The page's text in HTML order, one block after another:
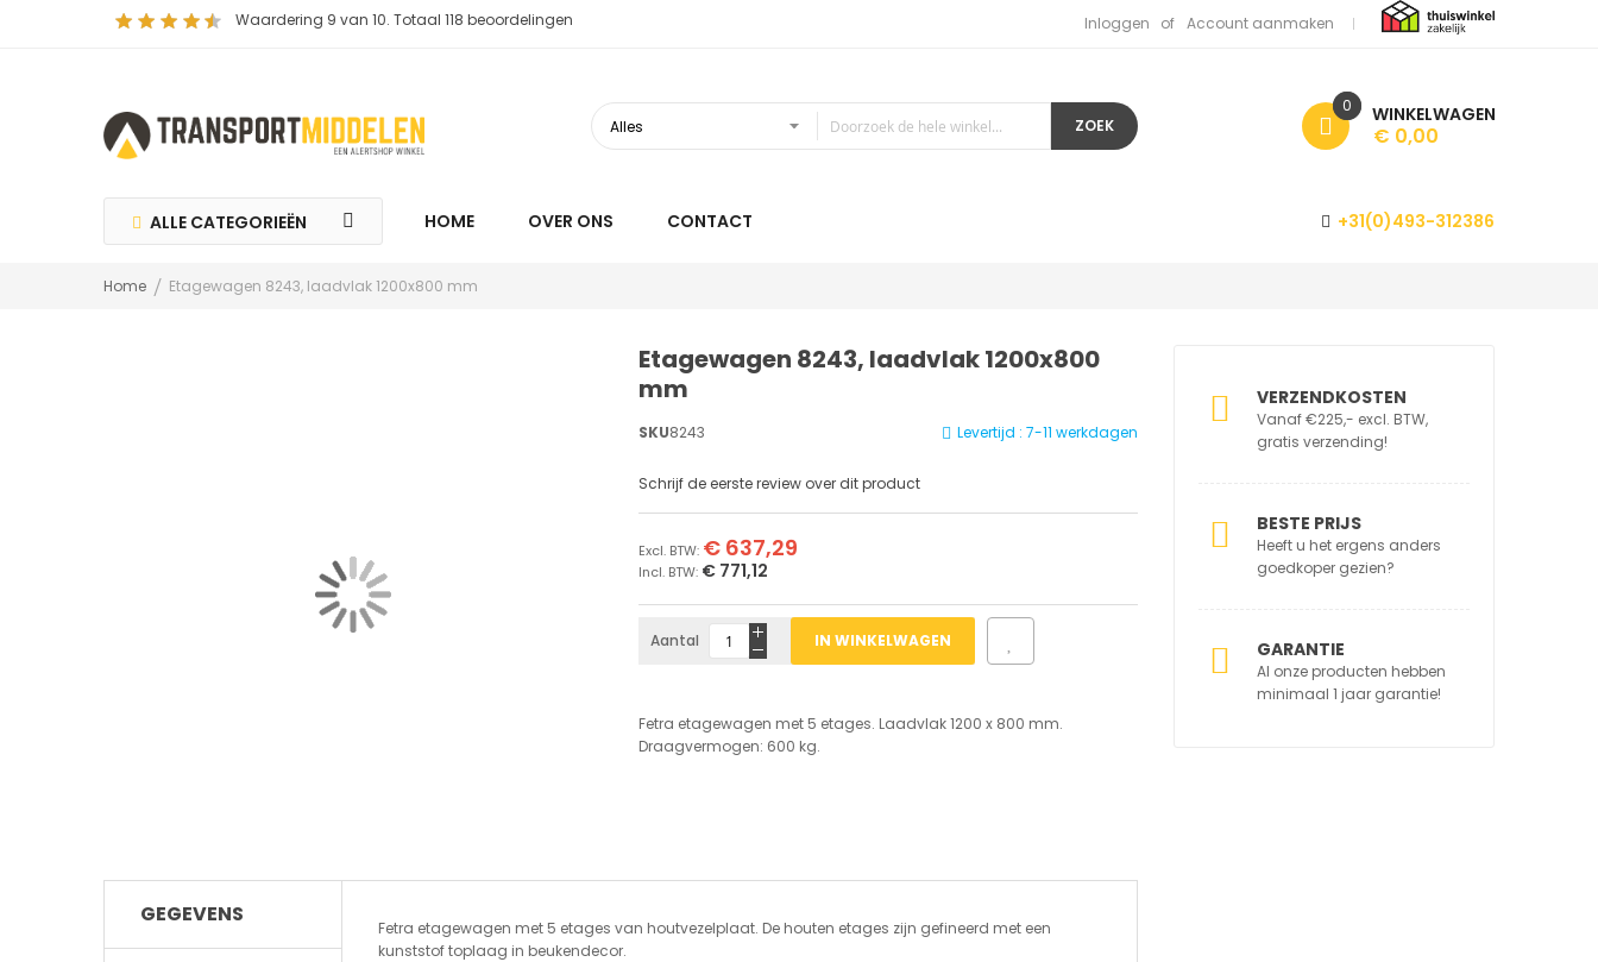
Waardering 9 van 10. Totaal 118 beoordelingen Inloggen Account aanmaken
ZOEK WINKELWAGEN
0
€ 0,00
ALLE CATEGORIEËN HOME OVER ONS CONTACT +31(0)493-312386
Home Etagewagen 8243, laadvlak 1200x800 mm
Etagewagen 8243, laadvlak 1200x800
mm
Levertijd : 7-11 werkdagen
SKU8243
Schrijf de eerste review over dit product
€ 771,12
€ 637,29
Aantal IN WINKELWAGEN
Fetra etagewagen met 5 etages. Laadvlak 1200 x 800 mm.
Draagvermogen: 600 kg.
GEGEVENS
Fetra etagewagen met 5 etages van houtvezelplaat. De houten etages zijn gefineerd met een
kunststof toplaag in beukendecor.
VERZENDKOSTEN
Vanaf €225,- excl. BTW,
gratis verzending!
BESTE PRIJS
Heeft u het ergens anders
goedkoper gezien?
GARANTIE
Al onze producten hebben
minimaal 1 jaar garantie!